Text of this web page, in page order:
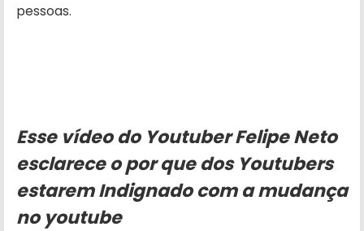
pessoas.
Esse vídeo do Youtuber Felipe Neto
esclarece o por que dos Youtubers
estarem Indignado com a mudança
no youtube